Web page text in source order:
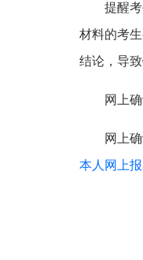
提醒
材料的考
结论，导
网上
网上
本人网上